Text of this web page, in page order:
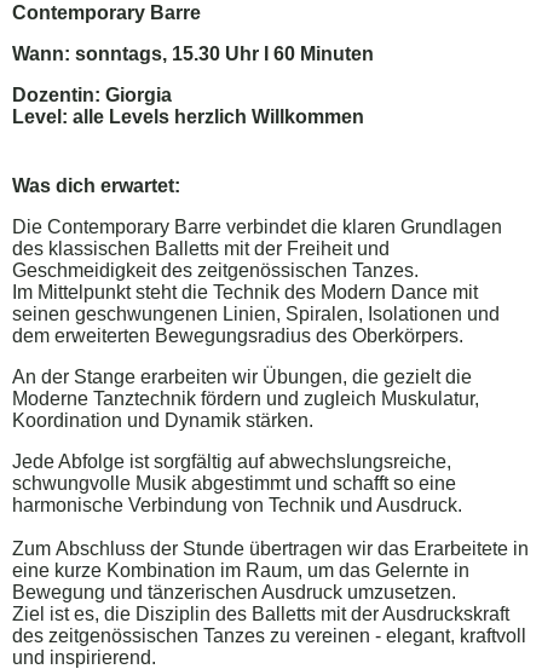
Contemporary Barre
Wann: sonntags, 15.30 Uhr I 60 Minuten
Dozentin: Giorgia
Level: alle Levels herzlich Willkommen
Was dich erwartet:
Die Contemporary Barre verbindet die klaren Grundlagen
des klassischen Balletts mit der Freiheit und
Geschmeidigkeit des zeitgenössischen Tanzes.
Im Mittelpunkt steht die Technik des Modern Dance mit
seinen geschwungenen Linien, Spiralen, Isolationen und
dem erweiterten Bewegungsradius des Oberkörpers.
An der Stange erarbeiten wir Übungen, die gezielt die
Moderne Tanztechnik fördern und zugleich Muskulatur,
Koordination und Dynamik stärken.
Jede Abfolge ist sorgfältig auf abwechslungsreiche,
schwungvolle Musik abgestimmt und schafft so eine
harmonische Verbindung von Technik und Ausdruck.
Zum Abschluss der Stunde übertragen wir das Erarbeitete in
eine kurze Kombination im Raum, um das Gelernte in
Bewegung und tänzerischen Ausdruck umzusetzen.
Ziel ist es, die Disziplin des Balletts mit der Ausdruckskraft
des zeitgenössischen Tanzes zu vereinen - elegant, kraftvoll
und inspirierend.